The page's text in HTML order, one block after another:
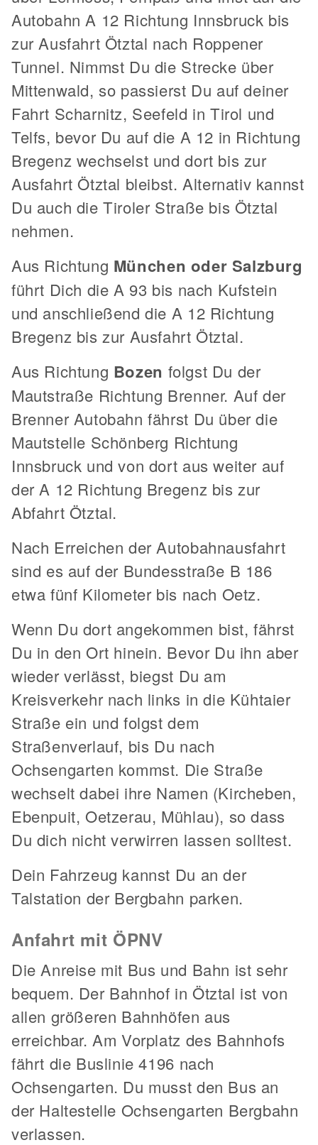
Autobahn A 12 Richtung Innsbruck bis
zur Ausfahrt Ötztal nach Roppener
Tunnel. Nimmst Du die Strecke über
Mittenwald, so passierst Du auf deiner
Fahrt Scharnitz, Seefeld in Tirol und
Telfs, bevor Du auf die A 12 in Richtung
Bregenz wechselst und dort bis zur
Ausfahrt Ötztal bleibst. Alternativ kannst
Du auch die Tiroler Straße bis Ötztal
nehmen.
Aus Richtung München oder Salzburg
führt Dich die A 93 bis nach Kufstein
und anschließend die A 12 Richtung
Bregenz bis zur Ausfahrt Ötztal.
Aus Richtung Bozen folgst Du der
Mautstraße Richtung Brenner. Auf der
Brenner Autobahn fährst Du über die
Mautstelle Schönberg Richtung
Innsbruck und von dort aus weiter auf
der A 12 Richtung Bregenz bis zur
Abfahrt Ötztal.
Nach Erreichen der Autobahnausfahrt
sind es auf der Bundesstraße B 186
etwa fünf Kilometer bis nach Oetz.
Wenn Du dort angekommen bist, fährst
Du in den Ort hinein. Bevor Du ihn aber
wieder verlässt, biegst Du am
Kreisverkehr nach links in die Kühtaier
Straße ein und folgst dem
Straßenverlauf, bis Du nach
Ochsengarten kommst. Die Straße
wechselt dabei ihre Namen (Kircheben,
Ebenpuit, Oetzerau, Mühlau), so dass
Du dich nicht verwirren lassen solltest.
Dein Fahrzeug kannst Du an der
Talstation der Bergbahn parken.
Anfahrt mit ÖPNV
Die Anreise mit Bus und Bahn ist sehr
bequem. Der Bahnhof in Ötztal ist von
allen größeren Bahnhöfen aus
erreichbar. Am Vorplatz des Bahnhofs
fährt die Buslinie 4196 nach
Ochsengarten. Du musst den Bus an
der Haltestelle Ochsengarten Bergbahn
verlassen.